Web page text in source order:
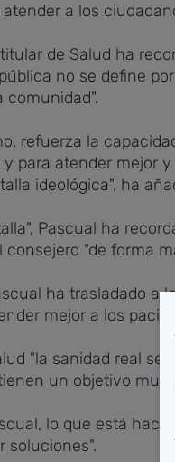
a los
de Salud ha
no se define
comunidad".
refuerza la
para atender mejor
ideológica", ha
Pascual ha
consejero "de forma
ha trasladado a
mejor a los
"la sanidad real
un objetivo
lo que está
soluciones".